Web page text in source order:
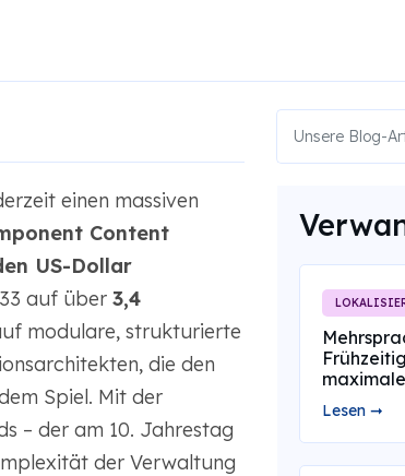
einen massiven
Content
US-Dollar
auf über 3,4
modulare, strukturierte
die den
Spiel. Mit der
– der am 10. Jahrestag
der Verwaltung
Lesen ➞